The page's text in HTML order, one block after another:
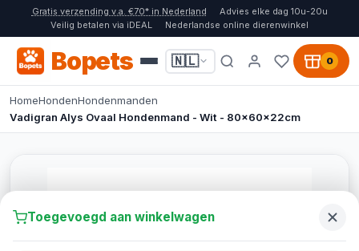
Gratis verzending v.a. €70* in Nederland
Advies elke dag 10u-20u
Veilig betalen via iDEAL
Nederlandse online dierenwinkel
Bopets 🇳🇱 0
HomeHondenHondenmanden
Vadigran Alys Ovaal Hondenmand - Wit - 80x60x22cm
Toegevoegd aan winkelwagen